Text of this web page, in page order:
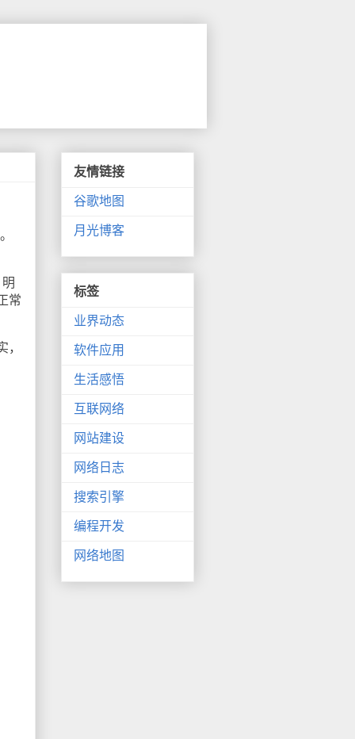
常
友情链接
谷歌地图
月光博客
标签
业界动态
软件应用
生活感悟
互联网络
网站建设
网络日志
搜索引擎
编程开发
网络地图